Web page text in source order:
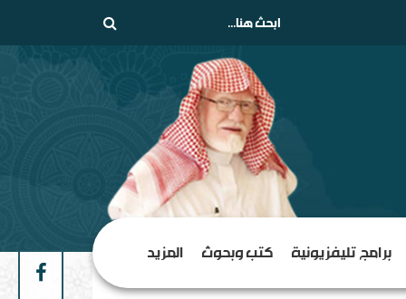
برامج تليفزيونية كتب وبحوث المزيد